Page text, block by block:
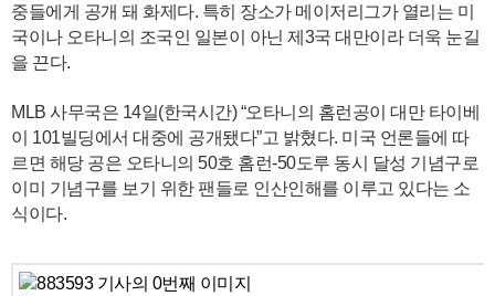
중들에게 공개 돼 화제다. 특히 장소가 메이저리그가 열리는 미
국이나 오타니의 조국인 일본이 아닌 제3국 대만이라 더욱 눈길
을 끈다.
MLB 사무국은 14일(한국시간) “오타니의 홈런공이 대만 타이베
이 101빌딩에서 대중에 공개됐다”고 밝혔다. 미국 언론들에 따
르면 해당 공은 오타니의 50호 홈런-50도루 동시 달성 기념구로
이미 기념구를 보기 위한 팬들로 인산인해를 이루고 있다는 소
식이다.